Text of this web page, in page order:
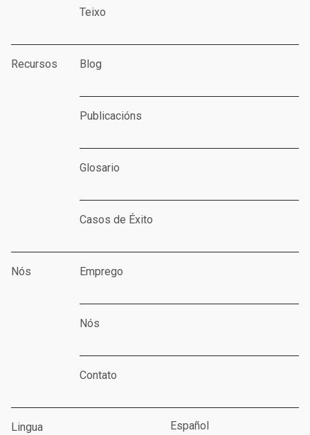
Teixo
Recursos Blog
Publicacións
Glosario
Casos de Éxito
Nós Emprego
Nós
Contato
Lingua Español